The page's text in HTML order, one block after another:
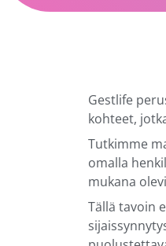
Gestlife
kohteet,
Tutkimme
omalla
mukana
Tällä tavoin